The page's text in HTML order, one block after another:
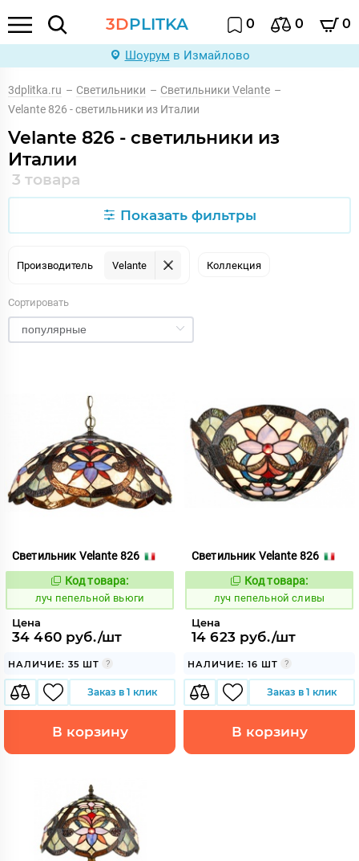
3DPLITKA 0 0 0
Шоурум в Измайлово
3dplitka.ru – Светильники – Светильники Velante –
Velante 826 - светильники из Италии
Velante 826 - светильники из
Италии
3 товара
Показать фильтры
Производитель Velante Коллекция
Сортировать
Светильник Velante 826
Код:
899389
Код товара:
луч пепельной вьюги
Цена
34 460 руб./шт
НАЛИЧИЕ: 35 ШТ
Заказ в 1 клик
В корзину
Светильник Velante 826
Код:
899386
Код товара:
луч пепельной сливы
Цена
14 623 руб./шт
НАЛИЧИЕ: 16 ШТ
Заказ в 1 клик
В корзину